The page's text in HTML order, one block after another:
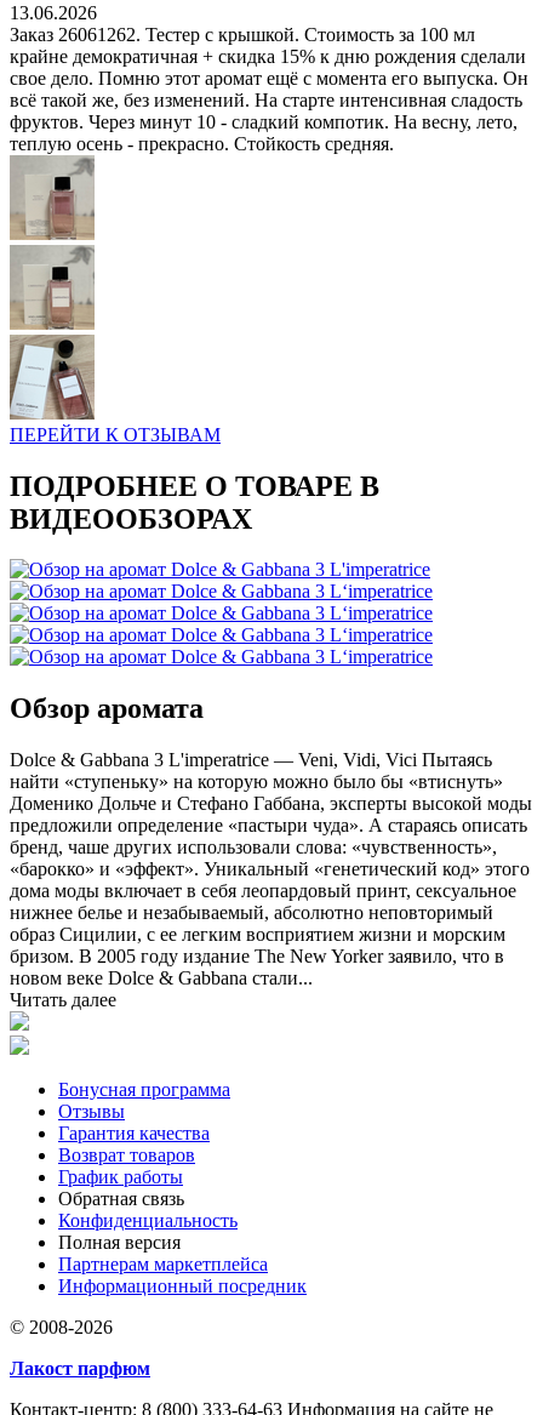
13.06.2026
Заказ 26061262. Тестер с крышкой. Стоимость за 100 мл
крайне демократичная + скидка 15% к дню рождения сделали
свое дело. Помню этот аромат ещё с момента его выпуска. Он
всё такой же, без изменений. На старте интенсивная сладость
фруктов. Через минут 10 - сладкий компотик. На весну, лето,
теплую осень - прекрасно. Стойкость средняя.
ПЕРЕЙТИ К ОТЗЫВАМ
ПОДРОБНЕЕ О ТОВАРЕ В
ВИДЕООБЗОРАХ
Обзор аромата
Dolce & Gabbana 3 L'imperatrice — Veni, Vidi, Vici Пытаясь
найти «ступеньку» на которую можно было бы «втиснуть»
Доменико Дольче и Стефано Габбана, эксперты высокой моды
предложили определение «пастыри чуда». А стараясь описать
бренд, чаше других использовали слова: «чувственность»,
«барокко» и «эффект». Уникальный «генетический код» этого
дома моды включает в себя леопардовый принт, сексуальное
нижнее белье и незабываемый, абсолютно неповторимый
образ Сицилии, с ее легким восприятием жизни и морским
бризом. В 2005 году издание The New Yorker заявило, что в
новом веке Dolce & Gabbana стали...
Читать далее
Бонусная программа
Отзывы
Гарантия качества
Возврат товаров
График работы
Обратная связь
Конфиденциальность
Полная версия
Партнерам маркетплейса
Информационный посредник
© 2008-2026
Лакост парфюм
Контакт-центр: 8 (800) 333-64-63 Информация на сайте не